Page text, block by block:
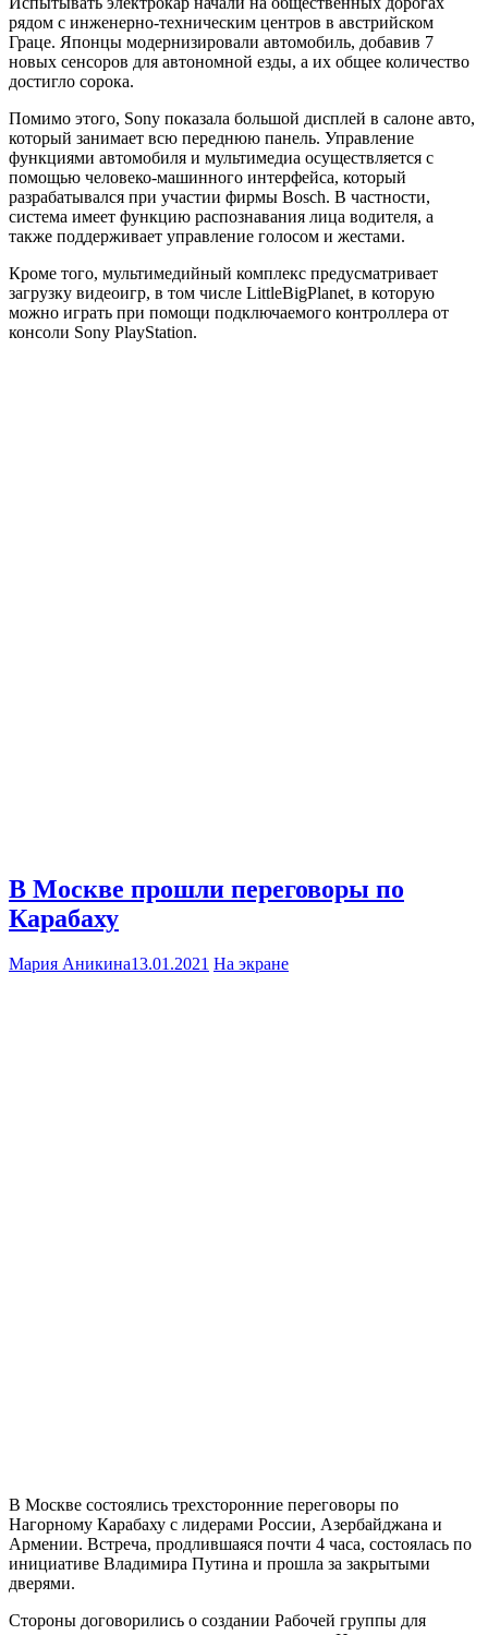
рядом с инженерно-техническим центров в австрийском
Граце. Японцы модернизировали автомобиль, добавив 7
новых сенсоров для автономной езды, а их общее количество
достигло сорока.
Помимо этого, Sony показала большой дисплей в салоне авто,
который занимает всю переднюю панель. Управление
функциями автомобиля и мультимедиа осуществляется с
помощью человеко-машинного интерфейса, который
разрабатывался при участии фирмы Bosch. В частности,
система имеет функцию распознавания лица водителя, а
также поддерживает управление голосом и жестами.
Кроме того, мультимедийный комплекс предусматривает
загрузку видеоигр, в том числе LittleBigPlanet, в которую
можно играть при помощи подключаемого контроллера от
консоли Sony PlayStation.
В Москве прошли переговоры по
Карабаху
Мария Аникина13.01.2021 На экране
В Москве состоялись трехсторонние переговоры по
Нагорному Карабаху с лидерами России, Азербайджана и
Армении. Встреча, продлившаяся почти 4 часа, состоялась по
инициативе Владимира Путина и прошла за закрытыми
дверями.
Стороны договорились о создании Рабочей группы для